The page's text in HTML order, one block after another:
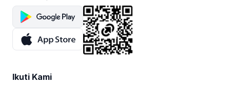
Ikuti Kami